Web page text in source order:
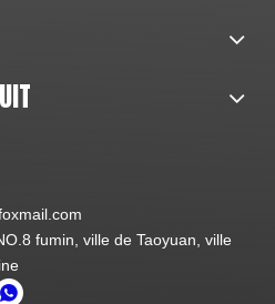
fumin, ville de Taoyuan, ville